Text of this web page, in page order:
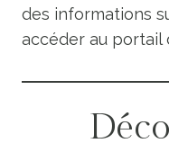
des informations
accéder au portail